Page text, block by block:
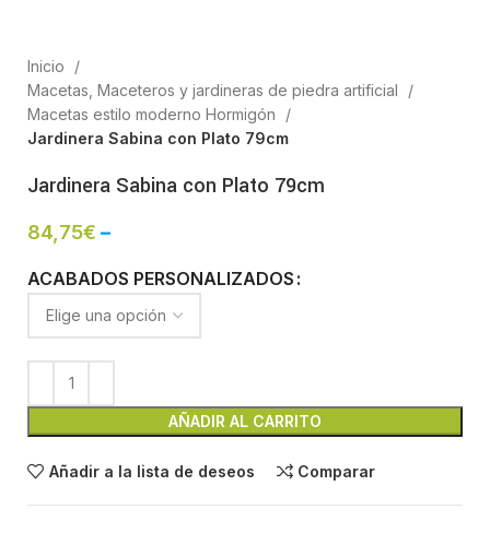
Inicio
Macetas, Maceteros y jardineras de piedra artificial
Macetas estilo moderno Hormigón
Jardinera Sabina con Plato 79cm
Jardinera Sabina con Plato 79cm
84,75€ –
ACABADOS PERSONALIZADOS
AÑADIR AL CARRITO
Añadir a la lista de deseos Comparar